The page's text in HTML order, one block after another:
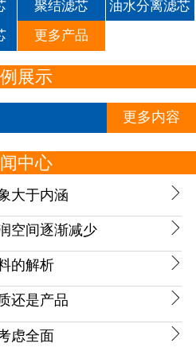
聚结滤芯
油水分离滤芯
更多产品
展示
更多内容
中心
大于内涵 
空间逐渐减少 
的解析 
还是产品 
虑全面 